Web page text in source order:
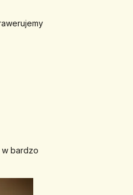
w bardzo